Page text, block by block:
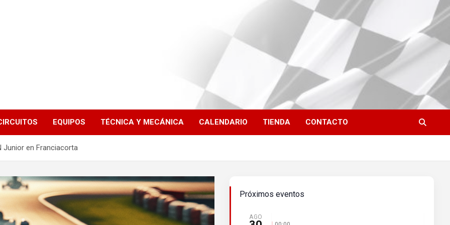
EQUIPOS TÉCNICA Y MECÁNICA CALENDARIO TIENDA CONTACTO
Junior en Franciacorta
Próximos eventos
AGO